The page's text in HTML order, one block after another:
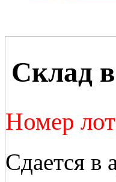
Склад
Номер
Сдается в